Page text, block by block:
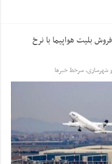
بلیت هواپیما با نرخ
شهرسازی,سرخط خبرها